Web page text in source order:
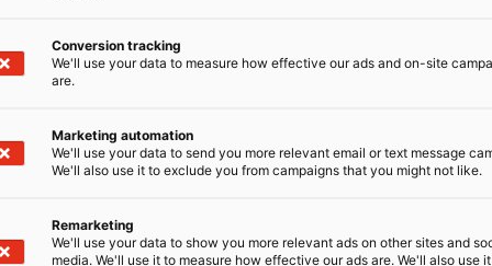
of the Northilla uskomme, että jokainen on
oma itsensä kuin jylhän ja arvokkaan luontomme
kuten on aina ollut ja on aina oleva. Pohjolan luonto
että vahva ja voimakas, tunteva olento
käyttämällä löydät voimaa ja rohkeutta ilmaista
kuin tunturipuro, puolusta arvojasi kuin jyrisevä
kepeä auringonpaiste rakkaasi kasvoilla.Olet upea
of the North – Pohjolan tytär – juontaa juurensa
tempperamenttinen ja itsenäinen luonnonvoima,
Conversion tracking
We'll use your data to measure how effective our ads and on-site
are.
Marketing automation
We'll use your data to send you more relevant email or text message
We'll also use it to exclude you from campaigns that you might not like.
Remarketing
We'll use your data to show you more relevant ads on other sites and
media. We'll use it to measure how effective our ads are. We'll also use